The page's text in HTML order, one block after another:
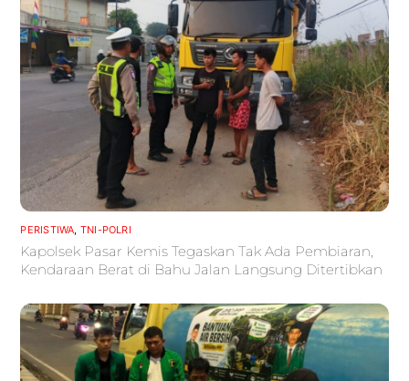
PERISTIWA TNI-POLRI
Kapolsek Pasar Kemis Tegaskan Tak Ada Pembiaran,
Kendaraan Berat di Bahu Jalan Langsung Ditertibkan